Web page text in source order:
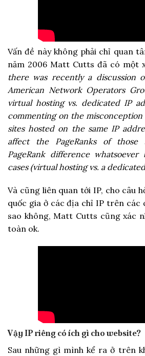
Vấn đề này không phải chỉ quan
năm 2006 Matt Cutts đã có một
there was recently a discussion
American Network Operators
virtual hosting vs. dedicated IP
commenting on the
sites hosted on the same IP
affect the PageRanks of
PageRank difference
cases (virtual hosting vs. a
Và cũng liên quan tới IP, cho câu
quốc gia ở các địa chỉ IP trên các
sao không, Matt Cutts cũng xác
toàn ok.
Vậy IP riêng có ích gì cho website?
Sau những gì mình kể ra ở trên